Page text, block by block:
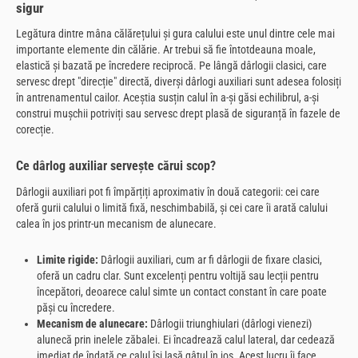
sigur
Legătura dintre mâna călărețului și gura calului este unul dintre cele mai
importante elemente din călărie. Ar trebui să fie întotdeauna moale,
elastică și bazată pe încredere reciprocă. Pe lângă dârlogii clasici, care
servesc drept "direcție" directă, diverși dârlogi auxiliari sunt adesea folosiți
în antrenamentul cailor. Aceștia susțin calul în a-și găsi echilibrul, a-și
construi mușchii potriviți sau servesc drept plasă de siguranță în fazele de
corecție.
Ce dârlog auxiliar servește cărui scop?
Dârlogii auxiliari pot fi împărțiți aproximativ în două categorii: cei care
oferă gurii calului o limită fixă, neschimbabilă, și cei care îi arată calului
calea în jos printr-un mecanism de alunecare.
Limite rigide: Dârlogii auxiliari, cum ar fi dârlogii de fixare clasici,
oferă un cadru clar. Sunt excelenți pentru voltijă sau lecții pentru
începători, deoarece calul simte un contact constant în care poate
păși cu încredere.
Mecanism de alunecare: Dârlogii triunghiulari (dârlogi vienezi)
alunecă prin inelele zăbalei. Ei încadrează calul lateral, dar cedează